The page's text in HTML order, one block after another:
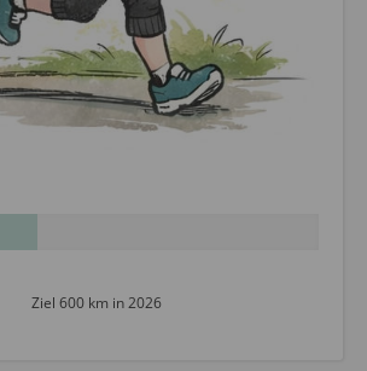
Ziel 600 km in 2026